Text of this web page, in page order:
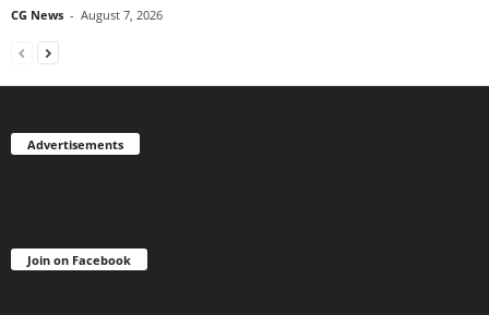
CG News - August 7, 2026
Advertisements
Join on Facebook